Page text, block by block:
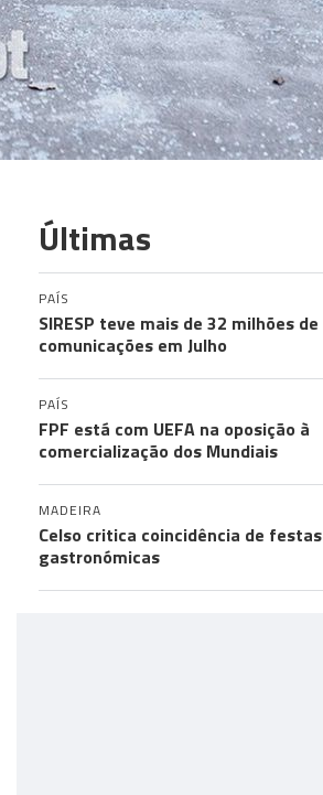
Últimas
PAÍS
SIRESP teve mais de 32 milhões de
comunicações em Julho
PAÍS
FPF está com UEFA na oposição à
comercialização dos Mundiais
MADEIRA
Celso critica coincidência de festas
gastronómicas